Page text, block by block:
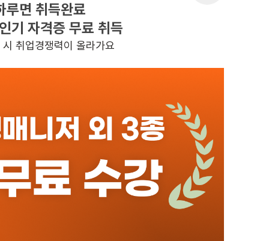
조건의 일자리가 없습니다
는 케어파트너가 되겠습니다.
루면 취득완료
기 자격증 무료 취득
취업경쟁력이 올라가요